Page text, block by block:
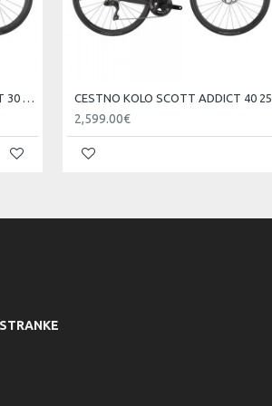
CESTNO KOLO SCOTT ADDICT 30 si 25 CESTNO KOLO SCOTT ADDICT 40 25
2,599.00€